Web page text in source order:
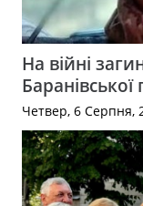
На війні
Четвер, 6 Серпня,